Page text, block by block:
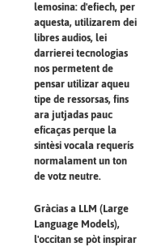
lemosina: d'efiech, per
aquesta, utilizarem dei
libres audios, lei
darrierei tecnologias
nos permetent de
pensar utilizar aqueu
tipe de ressorsas, fins
ara jutjadas pauc
eficaças perque la
sintèsi vocala requerís
normalament un ton
de votz neutre.
Gràcias a LLM (Large
Language Models),
l'occitan se pòt inspirar